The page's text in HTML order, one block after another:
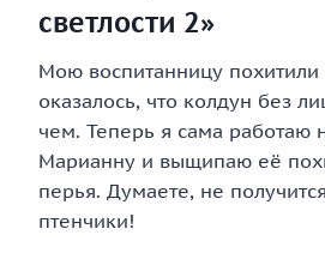
светлости 2»
Мою воспитанницу похитили
оказалось, что колдун без
чем. Теперь я сама работаю
Марианну и выщипаю её
перья. Думаете, не
птенчики!